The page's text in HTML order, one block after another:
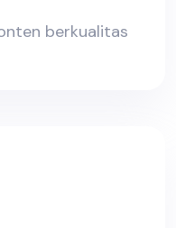
berkualitas